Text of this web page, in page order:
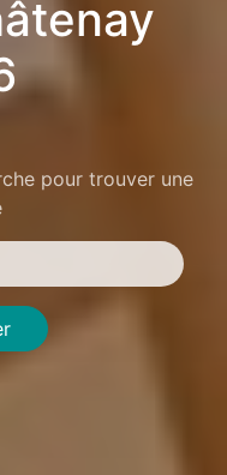
pour trouver une